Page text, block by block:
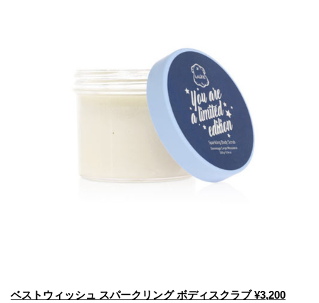
ベストウィッシュ スパークリング ボディスクラブ ¥3,200